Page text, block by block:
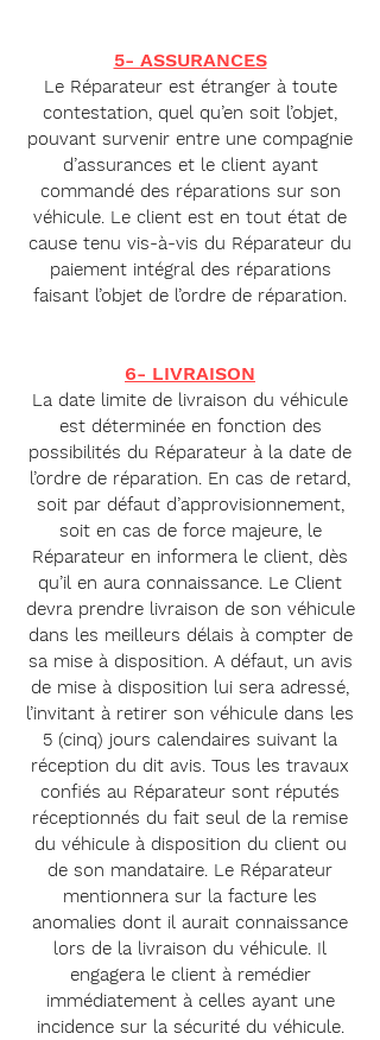
5- ASSURANCES
Le Réparateur est étranger à toute
contestation, quel qu’en soit l’objet,
pouvant survenir entre une compagnie
d’assurances et le client ayant
commandé des réparations sur son
véhicule. Le client est en tout état de
cause tenu vis-à-vis du Réparateur du
paiement intégral des réparations
faisant l’objet de l’ordre de réparation.
6- LIVRAISON
La date limite de livraison du véhicule
est déterminée en fonction des
possibilités du Réparateur à la date de
l’ordre de réparation. En cas de retard,
soit par défaut d’approvisionnement,
soit en cas de force majeure, le
Réparateur en informera le client, dès
qu’il en aura connaissance. Le Client
devra prendre livraison de son véhicule
dans les meilleurs délais à compter de
sa mise à disposition. A défaut, un avis
de mise à disposition lui sera adressé,
l’invitant à retirer son véhicule dans les
5 (cinq) jours calendaires suivant la
réception du dit avis. Tous les travaux
confiés au Réparateur sont réputés
réceptionnés du fait seul de la remise
du véhicule à disposition du client ou
de son mandataire. Le Réparateur
mentionnera sur la facture les
anomalies dont il aurait connaissance
lors de la livraison du véhicule. Il
engagera le client à remédier
immédiatement à celles ayant une
incidence sur la sécurité du véhicule.